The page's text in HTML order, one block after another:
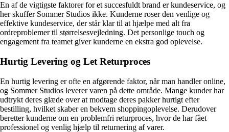
En af de vigtigste faktorer for et succesfuldt brand er kundeservice, og
her skuffer Sommer Studios ikke. Kunderne roser den venlige og
effektive kundeservice, der står klar til at hjælpe med alt fra
ordreproblemer til størrelsesvejledning. Det personlige touch og
engagement fra teamet giver kunderne en ekstra god oplevelse.
Hurtig Levering og Let Returproces
En hurtig levering er ofte en afgørende faktor, når man handler online,
og Sommer Studios leverer varen på dette område. Mange kunder har
udtrykt deres glæde over at modtage deres pakker hurtigt efter
bestilling, hvilket skaber en bekvem shoppingoplevelse. Derudover
beretter kunderne om en problemfri returproces, hvor de har fået
professionel og venlig hjælp til returnering af varer.